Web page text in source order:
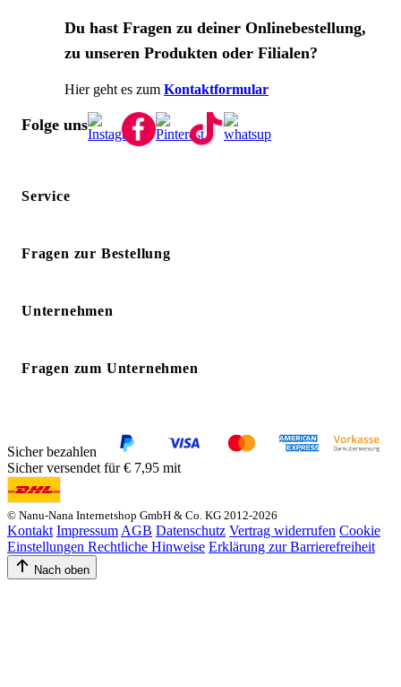
Du hast Fragen zu deiner Onlinebestellung,
zu unseren Produkten oder Filialen?
Hier geht es zum Kontaktformular
Folge uns
Service
Fragen zur Bestellung
Unternehmen
Fragen zum Unternehmen
Sicher bezahlen
Sicher versendet für € 7,95 mit
© Nanu-Nana Internetshop GmbH & Co. KG 2012-2026
Kontakt Impressum AGB Datenschutz Vertrag widerrufen Cookie
Einstellungen Rechtliche Hinweise Erklärung zur Barrierefreiheit
Nach oben